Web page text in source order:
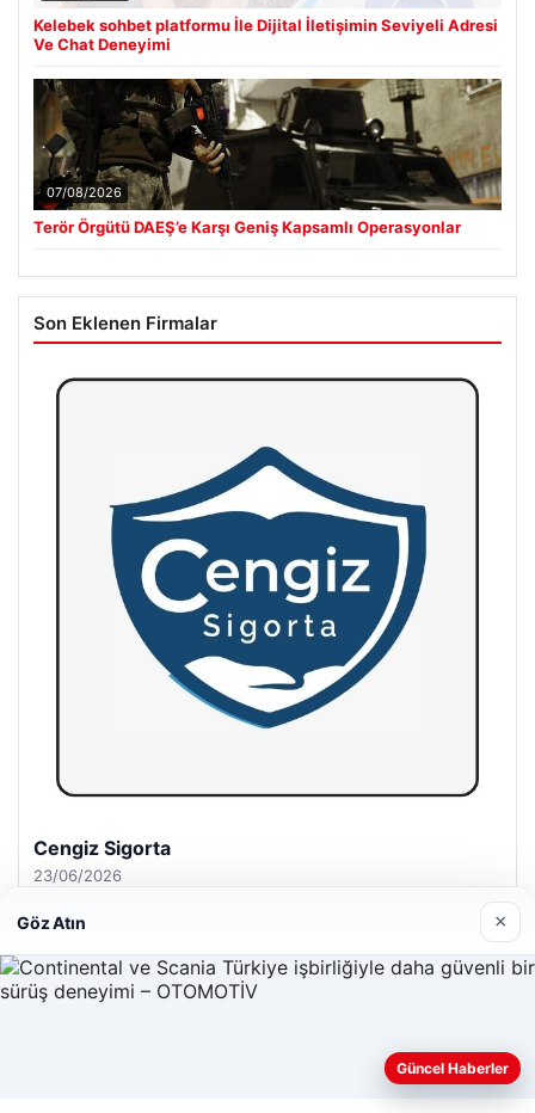
Kelebek sohbet platformu İle Dijital İletişimin Seviyeli Adresi
Ve Chat Deneyimi
07/08/2026
Terör Örgütü DAEŞ’e Karşı Geniş Kapsamlı Operasyonlar
Son Eklenen Firmalar
Hastaş Beton
26/05/2026
Web sitemizi nasıl kullandığınızı daha iyi anlayabilmek,
Göz Atın ×
Güncel Haberler